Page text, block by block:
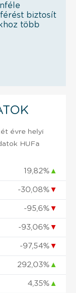
biztosít
több
évre helyi
HUFa
19,82% ▲
-30,08% ▼
-95,6% ▼
-93,06% ▼
-97,54% ▼
292,03% ▲
4,35% ▲